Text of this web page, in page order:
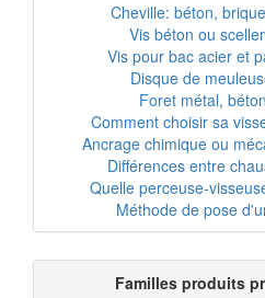
Cheville: béton,
Vis béton ou
Vis pour bac acier et
Disque de
Foret métal,
Comment choisir sa
Ancrage chimique ou
Différences entre
Quelle perceuse-
Méthode de pose
Familles produits